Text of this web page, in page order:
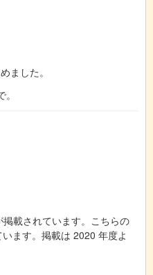
ました。
。
載されています。こちらの
ます。掲載は 2020 年度よ